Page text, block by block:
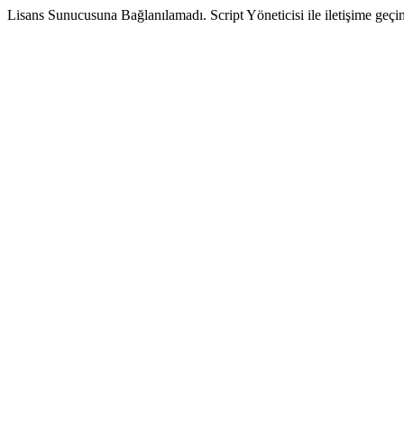
Lisans Sunucusuna Bağlanılamadı. Script Yöneticisi ile iletişime